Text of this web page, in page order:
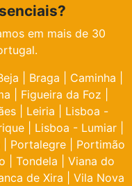
em mais de 30
Braga Caminha
Figueira da Foz
Leiria
Lisboa -
Lisboa - Lumiar
Portalegre
Portimão
Tondela
Viana do
de Xira
Vila Nova